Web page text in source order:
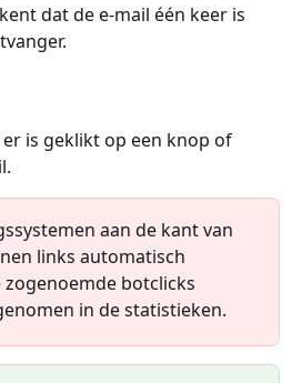
dat de e-mail één keer is
is geklikt op een knop of
aan de kant van
links automatisch
botclicks
in de statistieken.